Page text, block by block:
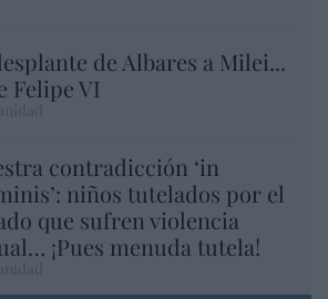
de Albares a Milei...
Felipe VI
contradicción ‘in
niños tutelados por el
que sufren violencia
¡Pues menuda tutela!